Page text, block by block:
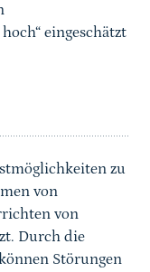
eingeschätzt
zu
von
von
Durch die
Störungen